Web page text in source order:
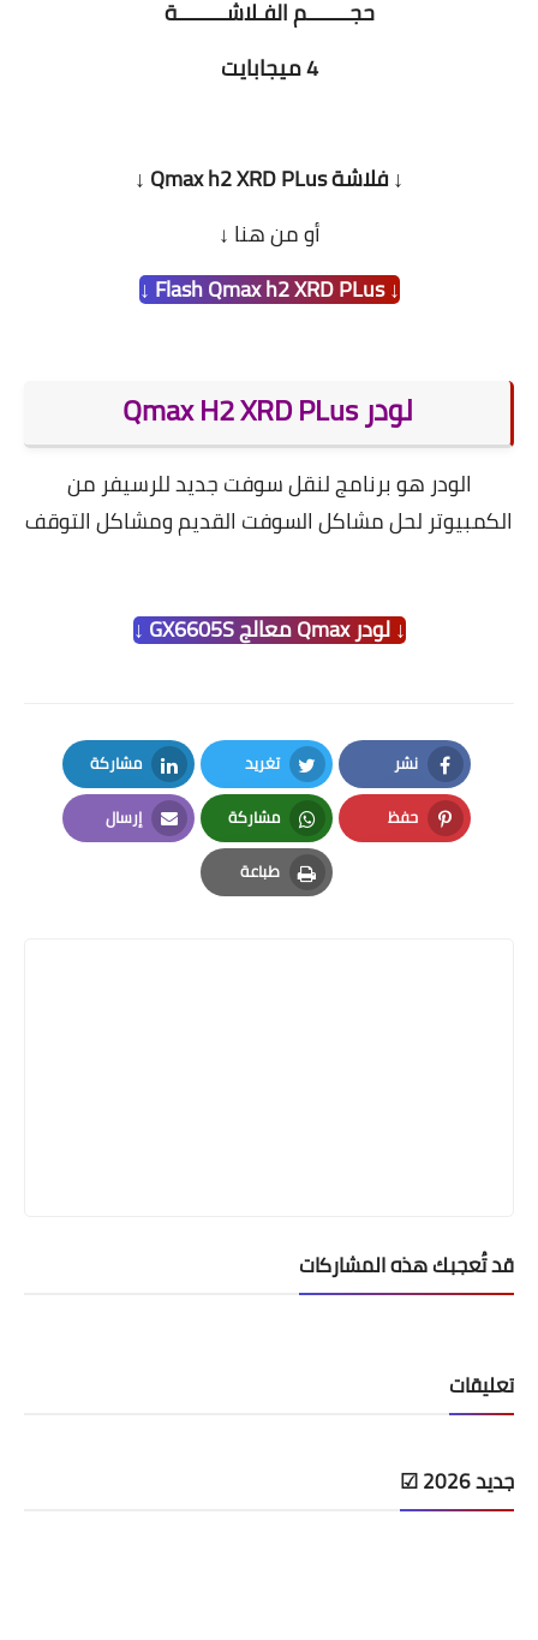
حجـــــــم الفـلاشــــــــة
4 ميجابايت
↓ فلاشة Qmax h2 XRD PLus ↓
أو من هنا ↓
↓ Flash Qmax h2 XRD PLus ↓
لودر Qmax H2 XRD PLus
الودر هو برنامج لنقل سوفت جديد للرسيفر من
الكمبيوتر لحل مشاكل السوفت القديم ومشاكل التوقف
↓ لودر Qmax معالج GX6605S ↓
نشر
Facebook
تغريد
Twitter
مشاركة
LinkedIn
حفظ
Pinterest
مشاركة
Whatsapp
إرسال
Email
طباعة
Print
قد تُعجبك هذه المشاركات
تعليقات
جديد 2026 ☑